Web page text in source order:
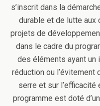
s’inscrit dans la
durable et de lutte aux
projets de
dans le cadre du
des éléments ayant un
réduction ou
serre et sur
programme est doté